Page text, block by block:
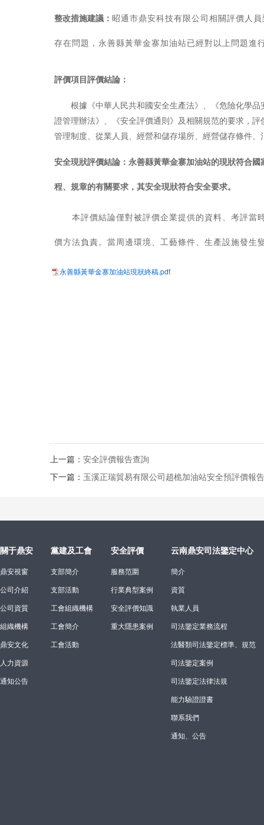
整改措施建議： 昭通市鼎安科技有限公司相關評價人
存在問題，永善縣黃華金寨加油站已經對以上問題進
評價項目評價結論：
根據《中華人民共和國安全生產法》、《危險化學
證管理辦法》、《安全評價通則》及相關規范的要求，
管理制度、從業人員、經營和儲存場所、經營儲存條件
安全現狀評價結論：永善縣黃華金寨加油站的現狀符合
程、規章的有關要求，其安全現狀符合安全要求。
本評價結論僅對被評價企業提供的資料、考評當
價方法負責。當周邊環境、工藝條件、生產設施發生
永善縣黃華金寨加油站現狀終稿.pdf
上一篇： 安全評價報告查詢
下一篇： 玉溪正瑞貿易有限公司趙桅加油站安全預評價報告
關于鼎安
鼎安視窗
公司介紹
公司資質
組織機構
鼎安文化
人力資源
通知公告
黨建及工會
支部簡介
支部活動
工會組織機構
工會簡介
工會活動
安全評價
服務范圍
行業典型案例
安全評價知識
重大隱患案例
云南鼎安司法鑒定中心
簡介
資質
執業人員
司法鑒定業務流程
法醫類司法鑒定標準、規范
司法鑒定案例
司法鑒定法律法規
能力驗證證書
聯系我們
通知、公告